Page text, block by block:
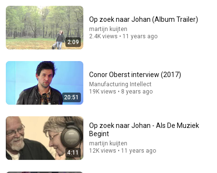
Onze Martinus & Mirthe de Jonge | Als ge ooit LIVE
martijn kuijten 317 views
2:09
Op zoek naar Johan (Album Trailer)
martijn kuijten
2.4K views • 11 years ago
20:51
Conor Oberst interview (2017)
Manufacturing Intellect
19K views • 8 years ago
4:11
Op zoek naar Johan - Als De Muziek
Begint
martijn kuijten
12K views • 11 years ago